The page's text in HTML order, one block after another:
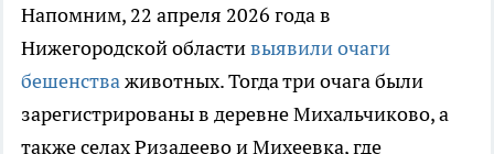
Напомним, 22 апреля 2026 года в
Нижегородской областивыявили очаги
бешенстваживотных. Тогда три очага были
зарегистрированы в деревне Михальчиково, а
также селах Ризадеево и Михеевка, где